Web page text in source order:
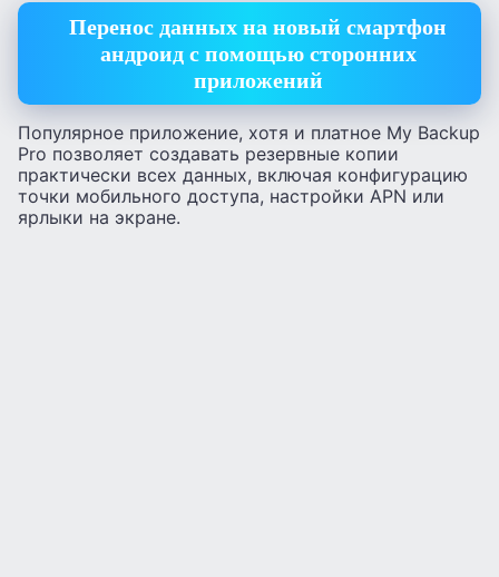
Перенос данных на новый смартфон
андроид с помощью сторонних
приложений
Популярное приложение, хотя и платное My Backup
Pro позволяет создавать резервные копии
практически всех данных, включая конфигурацию
точки мобильного доступа, настройки APN или
ярлыки на экране.